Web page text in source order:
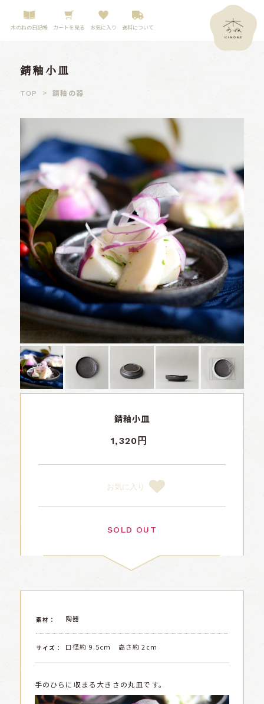
木のねの日記帳 カートを見る お気に入り 送料について
錆釉小皿
TOP >錆釉の器
錆釉小皿
1,320円
お気に入り
SOLD OUT
素材： 陶器
サイズ： 口径約 9.5cm 高さ約 2cm
手のひらに収まる大きさの丸皿です。